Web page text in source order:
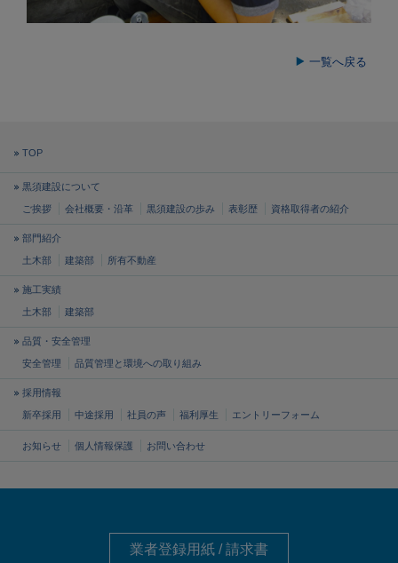
一覧へ戻る
TOP
黒須建設について
ご挨拶 会社概要・沿革 黒須建設の歩み 表彰歴 資格取得者の紹介
部門紹介
土木部 建築部 所有不動産
施工実績
土木部 建築部
品質・安全管理
安全管理 品質管理と環境への取り組み
採用情報
新卒採用 中途採用 社員の声 福利厚生 エントリーフォーム
お知らせ 個人情報保護 お問い合わせ
業者登録用紙 / 請求書